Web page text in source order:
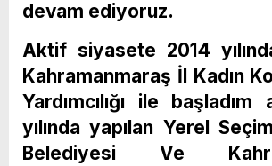
devam ediyoruz.
Aktif siyasete 2014
Kahramanmaraş İl Kadın
Yardımcılığı ile başladım
yılında yapılan Yerel
Belediyesi Ve